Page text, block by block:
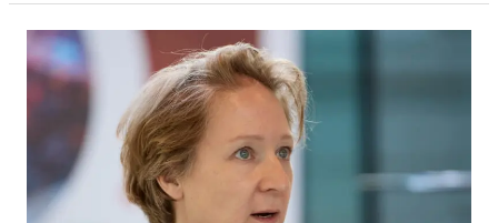
Multiples
Myelom:
Neue
Fragen
Versorgung
und